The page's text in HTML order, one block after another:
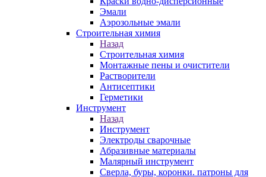
Эмали
Аэрозольные эмали
Строительная химия
Назад
Строительная химия
Монтажные пены и очистители
Растворители
Антисептики
Герметики
Инструмент
Назад
Инструмент
Электроды сварочные
Абразивные материалы
Малярный инструмент
Сверла, буры, коронки. патроны для